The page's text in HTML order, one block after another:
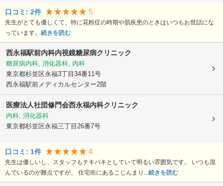
口コミ: 2件 5
先生がとても優しくて、特に花粉症の時期や肌疾患のときはいつもお世話にな
っています。 続きを読む
西永福駅前内科内視鏡糖尿病クリニック
糖尿病内科, 消化器科, 内科
東京都杉並区永福3丁目34番11号
西永福駅前メディカルセンター2階
医療法人社団修門会西永福内科クリニック
内科, 消化器科
東京都杉並区永福三丁目26番7号
口コミ: 1件 4
先生は優しいし、スタッフもテキパキとしていて明るい雰囲気です。 いつも混
んでいるのが難点ですが、 住宅街にあるこじんまり...続きを読む